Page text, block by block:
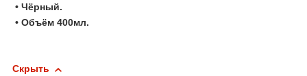
• Чёрный.
• Объём 400мл.
Скрыть